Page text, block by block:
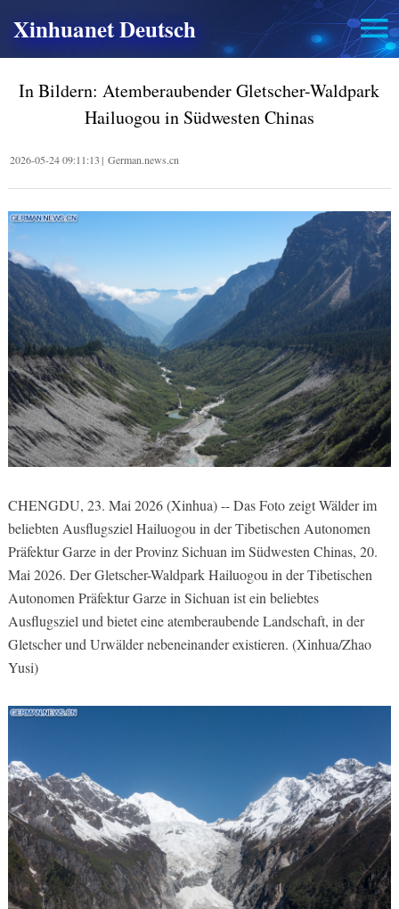
Xinhuanet Deutsch
In Bildern: Atemberaubender Gletscher-Waldpark
Hailuogou in Südwesten Chinas
2026-05-24 09:11:13| German.news.cn
CHENGDU, 23. Mai 2026 (Xinhua) -- Das Foto zeigt Wälder im
beliebten Ausflugsziel Hailuogou in der Tibetischen Autonomen
Präfektur Garze in der Provinz Sichuan im Südwesten Chinas, 20.
Mai 2026. Der Gletscher-Waldpark Hailuogou in der Tibetischen
Autonomen Präfektur Garze in Sichuan ist ein beliebtes
Ausflugsziel und bietet eine atemberaubende Landschaft, in der
Gletscher und Urwälder nebeneinander existieren. (Xinhua/Zhao
Yusi)